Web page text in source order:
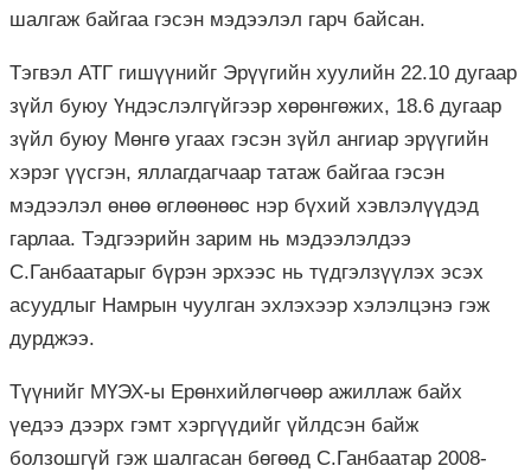
шалгаж байгаа гэсэн мэдээлэл гарч байсан.
Тэгвэл АТГ гишүүнийг Эрүүгийн хуулийн 22.10 дугаар
зүйл буюу Үндэслэлгүйгээр хөрөнгөжих, 18.6 дугаар
зүйл буюу Мөнгө угаах гэсэн зүйл ангиар эрүүгийн
хэрэг үүсгэн, яллагдагчаар татаж байгаа гэсэн
мэдээлэл өнөө өглөөнөөс нэр бүхий хэвлэлүүдэд
гарлаа. Тэдгээрийн зарим нь мэдээлэлдээ
С.Ганбаатарыг бүрэн эрхээс нь түдгэлзүүлэх эсэх
асуудлыг Намрын чуулган эхлэхээр хэлэлцэнэ гэж
дурджээ.
Түүнийг МҮЭХ-ы Ерөнхийлөгчөөр ажиллаж байх
үедээ дээрх гэмт хэргүүдийг үйлдсэн байж
болзошгүй гэж шалгасан бөгөөд С.Ганбаатар 2008-